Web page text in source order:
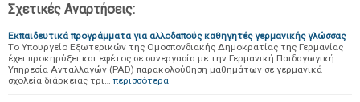
Σχετικές Αναρτήσεις:
Εκπαιδευτικά προγράμματα για αλλοδαπούς καθηγητές γερμανικής γλώσσας
Tο Υπουργείο Εξωτερικών της Ομοσπονδιακής Δημοκρατίας της Γερμανίας
έχει προκηρύξει και εφέτος σε συνεργασία με την Γερμανική Παιδαγωγική
Υπηρεσία Ανταλλαγών (PAD) παρακολούθηση μαθημάτων σε γερμανικά
σχολεία διάρκειας τρι… περισσότερα